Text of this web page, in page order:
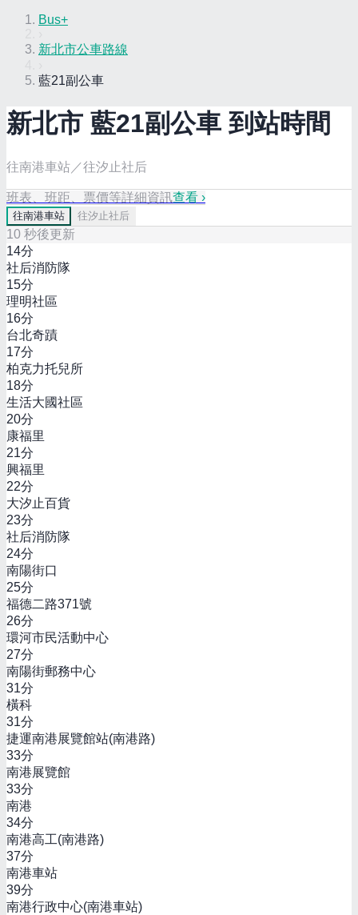
Bus+
新北市公車路線
藍21副公車
新北市 藍21副公車 到站時間
往南港車站／往汐止社后
班表、班距、票價等詳細資訊查看 ›
往南港車站 往汐止社后
10 秒後更新
14分
社后消防隊
15分
理明社區
16分
台北奇蹟
17分
柏克力托兒所
18分
生活大國社區
20分
康福里
21分
興福里
22分
大汐止百貨
23分
社后消防隊
24分
南陽街口
25分
福德二路371號
26分
環河市民活動中心
27分
南陽街郵務中心
31分
橫科
31分
捷運南港展覽館站(南港路)
33分
南港展覽館
33分
南港
34分
南港高工(南港路)
37分
南港車站
39分
南港行政中心(南港車站)